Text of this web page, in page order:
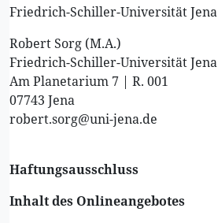
Friedrich-Schiller-Universität Jena
Robert Sorg (M.A.)
Friedrich-Schiller-Universität Jena
Am Planetarium 7 | R. 001
07743 Jena
robert.sorg@uni-jena.de
Haftungsausschluss
Inhalt des Onlineangebotes